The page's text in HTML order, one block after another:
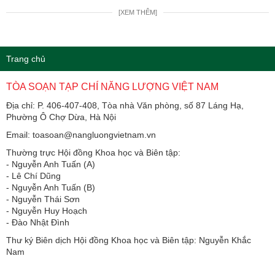
[XEM THÊM]
Trang chủ
TÒA SOẠN TẠP CHÍ NĂNG LƯỢNG VIỆT NAM
Địa chỉ: P. 406-407-408, Tòa nhà Văn phòng, số 87 Láng Hạ,
Phường Ô Chợ Dừa, Hà Nội
Email: toasoan@nangluongvietnam.vn
Thường trực Hội đồng Khoa học và Biên tập:
​​​​​​- Nguyễn Anh Tuấn (A)
- Lê Chí Dũng
- Nguyễn Anh Tuấn (B)
- Nguyễn Thái Sơn
- Nguyễn Huy Hoạch
- Đào Nhật Đình
Thư ký Biên dịch Hội đồng Khoa học và Biên tập: Nguyễn Khắc
Nam